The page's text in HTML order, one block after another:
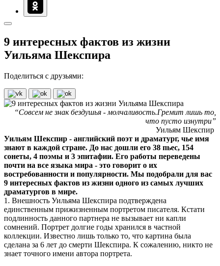
9 интересных фактов из жизни
Уильяма Шекспира
Поделиться с друзьями:
“Совсем не знак бездушья - молчаливость.Гремит лишь то,
что пусто изнутри”
Уильям Шекспир
Уильям Шекспир - английский поэт и драматург, чье имя
знают в каждой стране. До нас дошли его 38 пьес, 154
сонеты, 4 поэмы и 3 эпитафии. Его работы переведены
почти на все языка мира - это говорит о их
востребованности и популярности. Мы подобрали для вас
9 интересных фактов из жизни одного из самых лучших
драматургов в мире.
1. Внешность Уильяма Шекспира подтверждена
единственным прижизненным портретом писателя. Кстати
подлинность данного партнера не вызывает ни капли
сомнений. Портрет долгие годы хранился в частной
коллекции. Известно лишь только то, что картина была
сделана за 6 лет до смерти Шекспира. К сожалению, никто не
знает точного имени автора портрета.